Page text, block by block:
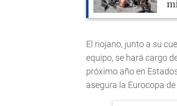
El riojano, junto a su
equipo, se hará cargo
próximo año en
asegura la Eurocopa